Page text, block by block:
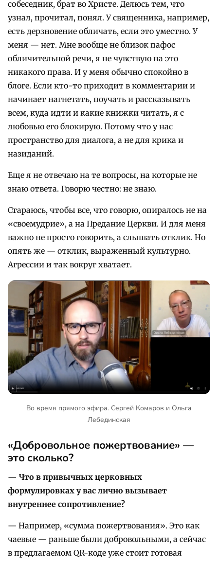
собеседник, брат во Христе. Делюсь тем, что
узнал, прочитал, понял. У священника, например,
есть дерзновение обличать, если это уместно. У
меня — нет. Мне вообще не близок пафос
обличительной речи, я не чувствую на это
никакого права. И у меня обычно спокойно в
блоге. Если кто-то приходит в комментарии и
начинает нагнетать, поучать и рассказывать
всем, куда идти и какие книжки читать, я с
любовью его блокирую. Потому что у нас
пространство для диалога, а не для крика и
назиданий.
Еще я не отвечаю на те вопросы, на которые не
знаю ответа. Говорю честно: не знаю.
Стараюсь, чтобы все, что говорю, опиралось не на
«своемудрие», а на Предание Церкви. И для меня
важно не просто говорить, а слышать отклик. Но
опять же — отклик, выраженный культурно.
Агрессии и так вокруг хватает.
Во время прямого эфира. Сергей Комаров и Ольга
Лебединская
«Добровольное пожертвование» —
это сколько?
— Что в привычных церковных
формулировках у вас лично вызывает
внутреннее сопротивление?
— Например, «сумма пожертвования». Это как
чаевые — раньше были добровольными, а сейчас
в предлагаемом QR-коде уже стоит готовая